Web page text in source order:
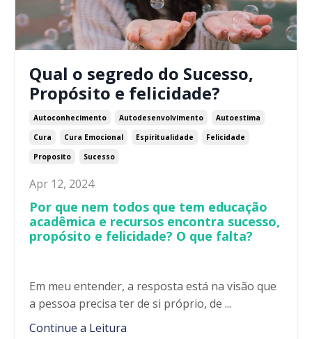
Qual o segredo do Sucesso,
Propósito e felicidade?
Autoconhecimento Autodesenvolvimento
Autoestima
Cura
Cura Emocional Espiritualidade
Felicidade
Proposito
Sucesso
Apr 12, 2024
Por que nem todos que tem educação
acadêmica e recursos encontra sucesso,
propósito e felicidade? O que falta?
Em meu entender, a resposta está na visão que
a pessoa precisa ter de si próprio, de ...
Continue a Leitura